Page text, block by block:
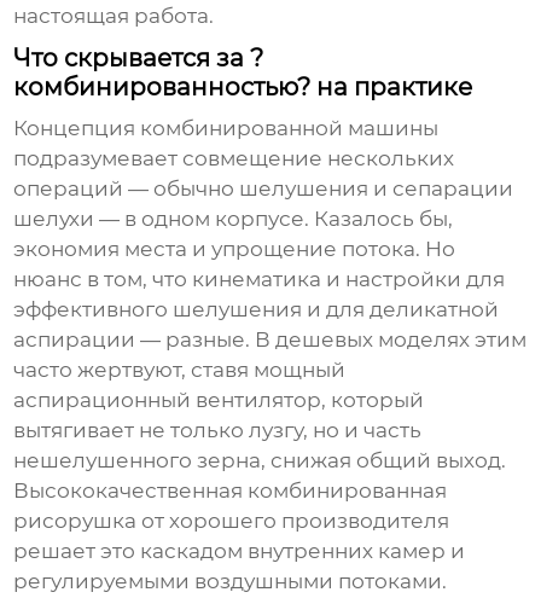
настоящая работа.
Что скрывается за ?
комбинированностью? на практике
Концепция комбинированной машины
подразумевает совмещение нескольких
операций — обычно шелушения и сепарации
шелухи — в одном корпусе. Казалось бы,
экономия места и упрощение потока. Но
нюанс в том, что кинематика и настройки для
эффективного шелушения и для деликатной
аспирации — разные. В дешевых моделях этим
часто жертвуют, ставя мощный
аспирационный вентилятор, который
вытягивает не только лузгу, но и часть
нешелушенного зерна, снижая общий выход.
Высококачественная комбинированная
рисорушка от хорошего производителя
решает это каскадом внутренних камер и
регулируемыми воздушными потоками.